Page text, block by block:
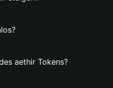
aethir Tokens?